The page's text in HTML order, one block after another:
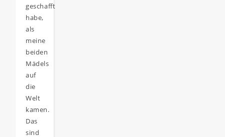
geschafft
habe,
als
meine
beiden
Mädels
auf
die
Welt
kamen.
Das
sind